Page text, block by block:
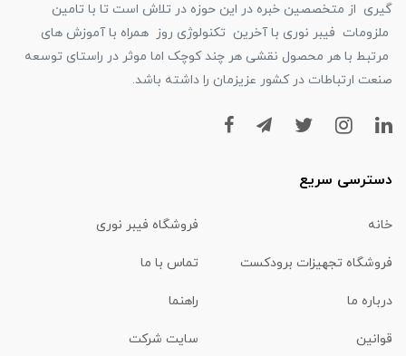
گیری از متخصصین خبره در این حوزه در تلاش است تا با تامین
ملزومات فیبر نوری با آخرین تکنولوژی روز همراه با آموزش های
مرتبط با هر محصول نقشی هر چند کوچک اما موثر در راستای توسعه
صنعت ارتباطات در کشور عزیزمان را داشته باشد.
دسترسی سریع
خانه فروشگاه فیبر نوری
فروشگاه تجهیزات برودکست تماس با ما
درباره ما راهنما
قوانین سایت شرکت